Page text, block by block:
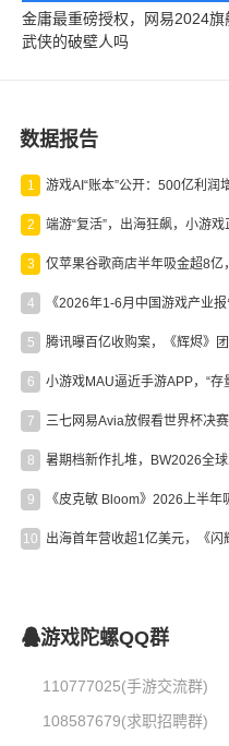
金庸最重磅授权，网易2024
武侠的破壁人吗
数据报告
1
2
3
4 《2026年1-6月中国游戏产业
5
6 小游戏MAU逼近手游APP，“存
7
8
9
10
游戏陀螺QQ群
110777025(手游交流群)
108587679(求职招聘群)